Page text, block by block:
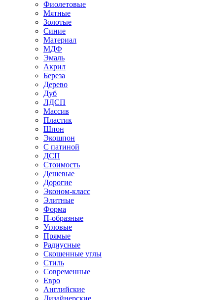
Фиолетовые
Мятные
Золотые
Синие
Материал
МДФ
Эмаль
Акрил
Береза
Дерево
Дуб
ЛДСП
Массив
Пластик
Шпон
Экошпон
С патиной
ДСП
Стоимость
Дешевые
Дорогие
Эконом-класс
Элитные
Форма
П-образные
Угловые
Прямые
Радиусные
Скошенные углы
Стиль
Современные
Евро
Английские
Дизайнерские